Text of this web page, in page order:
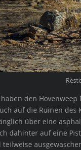
den
auf die Ruinen des
über eine
dahinter auf eine
teilweise